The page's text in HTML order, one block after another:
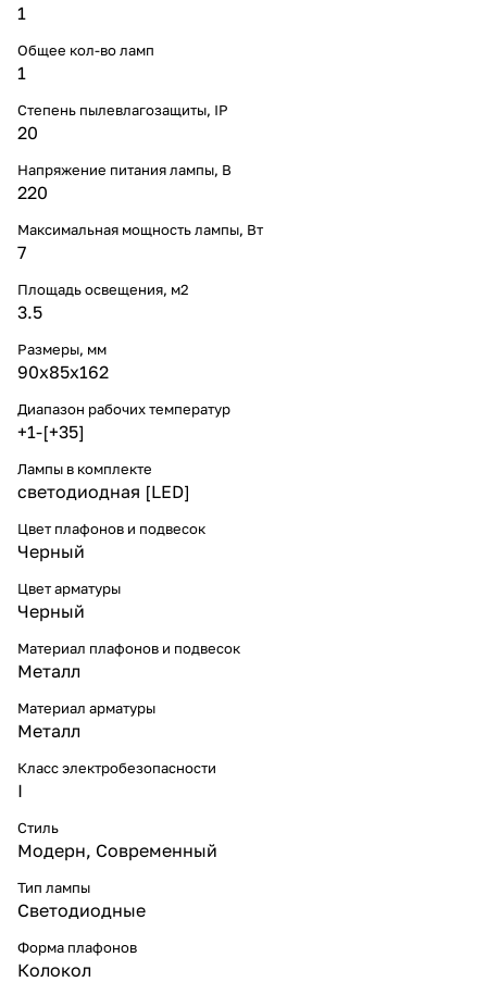
1
Общее кол-во ламп
1
Степень пылевлагозащиты, IP
20
Напряжение питания лампы, В
220
Максимальная мощность лампы, Вт
7
Площадь освещения, м2
3.5
Размеры, мм
90x85x162
Диапазон рабочих температур
+1-[+35]
Лампы в комплекте
светодиодная [LED]
Цвет плафонов и подвесок
Черный
Цвет арматуры
Черный
Материал плафонов и подвесок
Металл
Материал арматуры
Металл
Класс электробезопасности
I
Стиль
Модерн, Современный
Тип лампы
Светодиодные
Форма плафонов
Колокол